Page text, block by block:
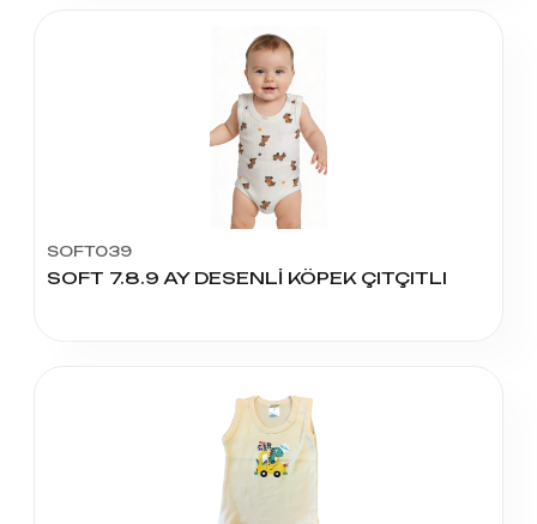
SOFT039
SOFT 7.8.9 AY DESENLİ KÖPEK ÇITÇITLI